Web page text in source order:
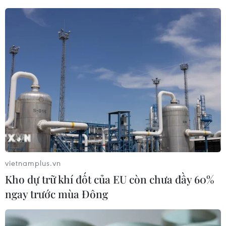
vietnamplus.vn
Kho dự trữ khí đốt của EU còn chưa đầy 60%
ngay trước mùa Đông